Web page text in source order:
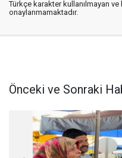
Türkçe karakter kullanılmayan
onaylanmamaktadır.
Önceki ve Sonraki